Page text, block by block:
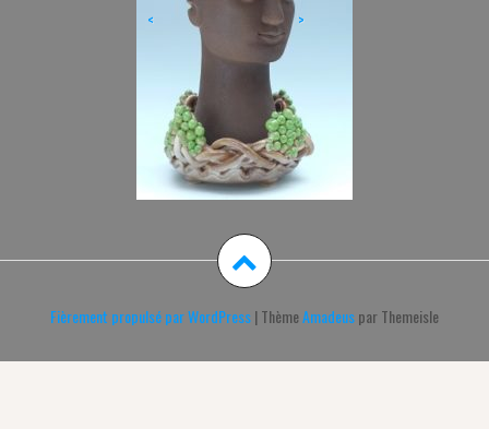
< >
Fièrement propulsé par WordPress|ThèmeAmadeuspar Themeisle